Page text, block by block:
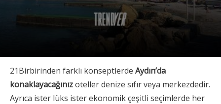
21Birbirinden farklı konseptlerde Aydın’da
konaklayacağınızoteller denize sıfır veya merkezdedir.
Ayrıca ister lüks ister ekonomik çeşitli seçimlerde her